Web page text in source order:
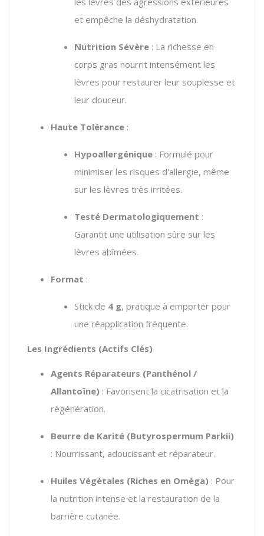
et empêche la déshydratation.
Nutrition Sévère : La richesse en
corps gras nourrit intensément les
lèvres pour restaurer leur souplesse et
leur douceur.
Haute Tolérance :
Hypoallergénique : Formulé pour
minimiser les risques d'allergie, même
sur les lèvres très irritées.
Testé Dermatologiquement :
Garantit une utilisation sûre sur les
lèvres abîmées.
Format :
Stick de 4 g, pratique à emporter pour
une réapplication fréquente.
Les Ingrédients (Actifs Clés)
Agents Réparateurs (Panthénol /
Allantoïne) : Favorisent la cicatrisation et la
régénération.
Beurre de Karité (Butyrospermum Parkii)
: Nourrissant, adoucissant et réparateur.
Huiles Végétales (Riches en Oméga) : Pour
la nutrition intense et la restauration de la
barrière cutanée.